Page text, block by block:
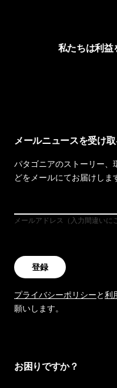
私たちは利益
メールニュースを受け
パタゴニアのストーリー、
どをメールにてお届けしま
メールアドレス（入力間違いに
登録
プライバシーポリシーと利
願いします。
お困りですか？